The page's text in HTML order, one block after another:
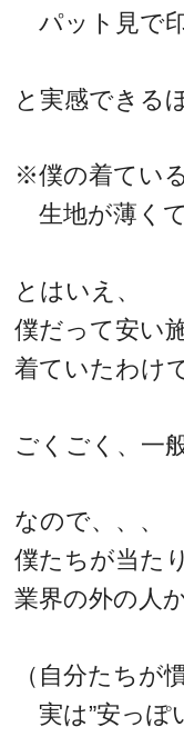
パット見で
と実感できる
※僕の着てい
生地が薄く
とはいえ、
僕だって安い
着ていたわけ
ごくごく、一
なので、、、
僕たちが当た
業界の外の人
（自分たちが
実は”安っぽ